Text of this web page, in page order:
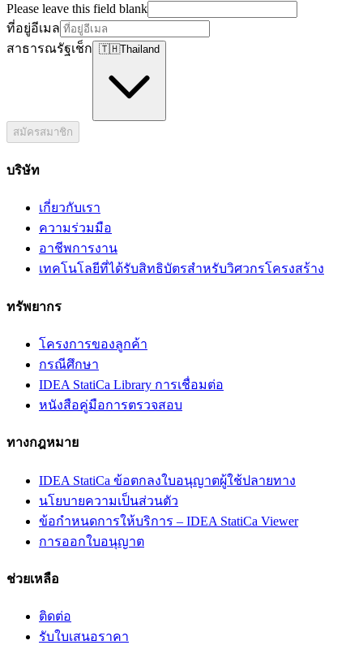
Please leave this field blank
ที่อยู่อีเมล
สาธารณรัฐเช็ก 🇹🇭Thailand
สมัครสมาชิก
บริษัท
เกี่ยวกับเรา
ความร่วมมือ
อาชีพการงาน
เทคโนโลยีที่ได้รับสิทธิบัตรสำหรับวิศวกรโครงสร้าง
ทรัพยากร
โครงการของลูกค้า
กรณีศึกษา
IDEA StatiCa Library การเชื่อมต่อ
หนังสือคู่มือการตรวจสอบ
ทางกฎหมาย
IDEA StatiCa ข้อตกลงใบอนุญาตผู้ใช้ปลายทาง
นโยบายความเป็นส่วนตัว
ข้อกำหนดการให้บริการ – IDEA StatiCa Viewer
การออกใบอนุญาต
ช่วยเหลือ
ติดต่อ
รับใบเสนอราคา